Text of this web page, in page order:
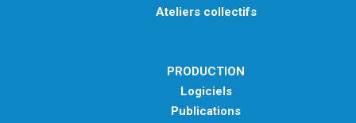
Ateliers collectifs
PRODUCTION
Logiciels
Publications